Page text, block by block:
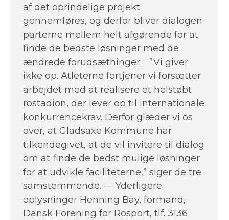
af det oprindelige projekt
gennemføres, og derfor bliver dialogen
parterne mellem helt afgørende for at
finde de bedste løsninger med de
ændrede forudsætninger. ”Vi giver
ikke op. Atleterne fortjener vi forsætter
arbejdet med at realisere et helstøbt
rostadion, der lever op til internationale
konkurrencekrav. Derfor glæder vi os
over, at Gladsaxe Kommune har
tilkendegivet, at de vil invitere til dialog
om at finde de bedst mulige løsninger
for at udvikle faciliteterne,” siger de tre
samstemmende. — Yderligere
oplysninger Henning Bay, formand,
Dansk Forening for Rosport, tlf. 3136